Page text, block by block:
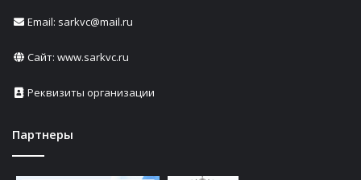
Email: sarkvc@mail.ru
Сайт: www.sarkvc.ru
Реквизиты организации
Партнеры